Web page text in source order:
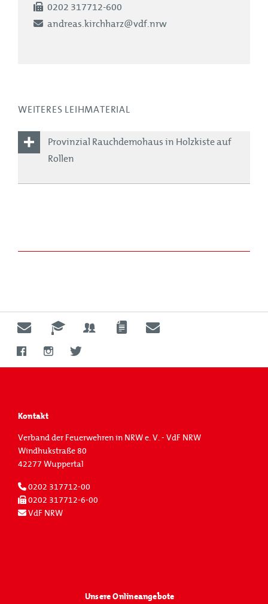
0202 317712-600
andreas.kirchharz@vdf.nrwE-Mail
WEITERES LEIHMATERIAL
Provinzial Rauchdemohaus in Holzkiste auf
Rollen
Kontakt
Verband der Feuerwehren in NRW e. V. - VdF NRW
Windhukstraße 80
42277 Wuppertal
0202 317712-00
0202 317712-6-00
VdF NRW
Unsere Onlineangebote